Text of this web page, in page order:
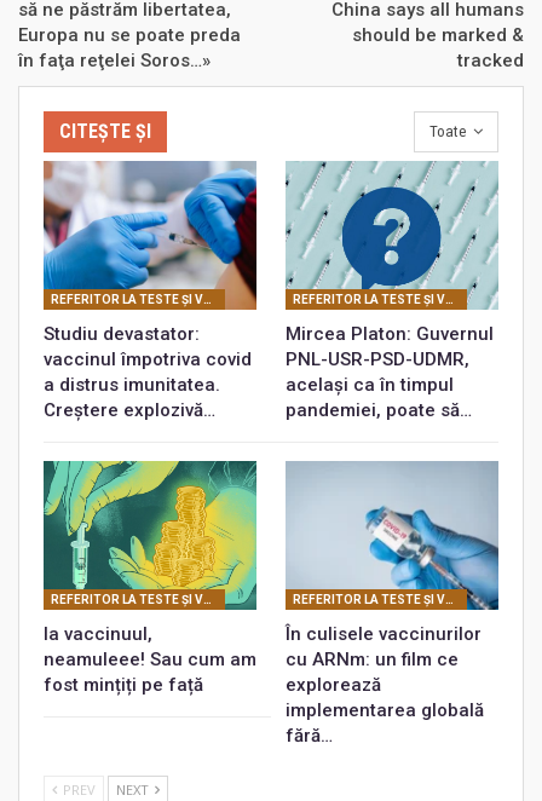
să ne păstrăm libertatea,
Europa nu se poate preda
în faţa reţelei Soros…»
China says all humans
should be marked &
tracked
Toate
CITEȘTE ȘI
REFERITOR LA TESTE ŞI VACCINURI
Studiu devastator:
vaccinul împotriva covid
a distrus imunitatea.
Creștere explozivă…
REFERITOR LA TESTE ŞI VACCINURI
Mircea Platon: Guvernul
PNL-USR-PSD-UDMR,
același ca în timpul
pandemiei, poate să…
REFERITOR LA TESTE ŞI VACCINURI
Ia vaccinuul,
neamuleee! Sau cum am
fost mințiți pe față
REFERITOR LA TESTE ŞI VACCINURI
În culisele vaccinurilor
cu ARNm: un film ce
explorează
implementarea globală
fără…
PREV NEXT